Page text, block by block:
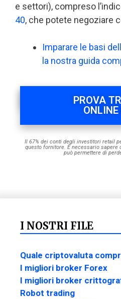
e settori), compreso
40, che potete negoziare
Imparare le basi
la nostra guida
PROVA
Il 67% dei conti degli investitori retail
questo fornitore. È necessario sapere
può permettere di
I NOSTRI FILE
Quale criptovaluta
I migliori broker Forex
I migliori broker
Robot trading